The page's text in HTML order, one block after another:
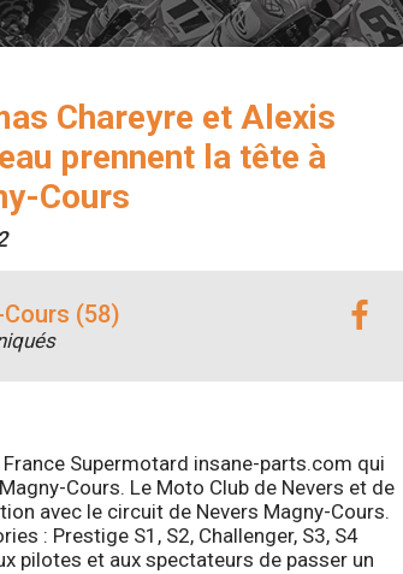
Chareyre et Alexis
prennent la tête à
Cours
(58)
Supermotard insane-parts.com qui
Cours. Le Moto Club de Nevers et de
avec le circuit de Nevers Magny-Cours.
: Prestige S1, S2, Challenger, S3, S4
pilotes et aux spectateurs de passer un